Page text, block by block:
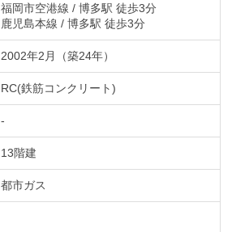
福岡市空港線 / 博多駅 徒歩3分
鹿児島本線 / 博多駅 徒歩3分
2002年2月（築24年）
RC(鉄筋コンクリート)
-
13階建
都市ガス